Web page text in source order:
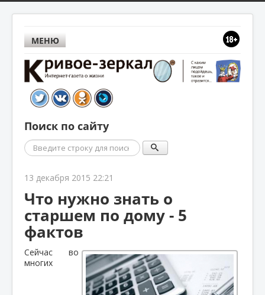
МЕНЮ
Поиск по сайту
Поиск
13 декабря 2015 22:21
Что нужно знать о
старшем по дому - 5
фактов
Сейчас во
многих